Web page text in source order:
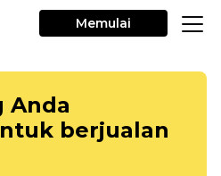
Memulai
Anda
berjualan